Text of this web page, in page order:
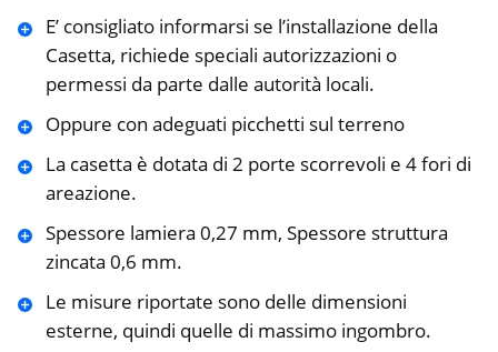
E’ consigliato informarsi se l’installazione della
Casetta, richiede speciali autorizzazioni o
permessi da parte dalle autorità locali.
Oppure con adeguati picchetti sul terreno
La casetta è dotata di 2 porte scorrevoli e 4 fori di
areazione.
Spessore lamiera 0,27 mm, Spessore struttura
zincata 0,6 mm.
Le misure riportate sono delle dimensioni
esterne, quindi quelle di massimo ingombro.